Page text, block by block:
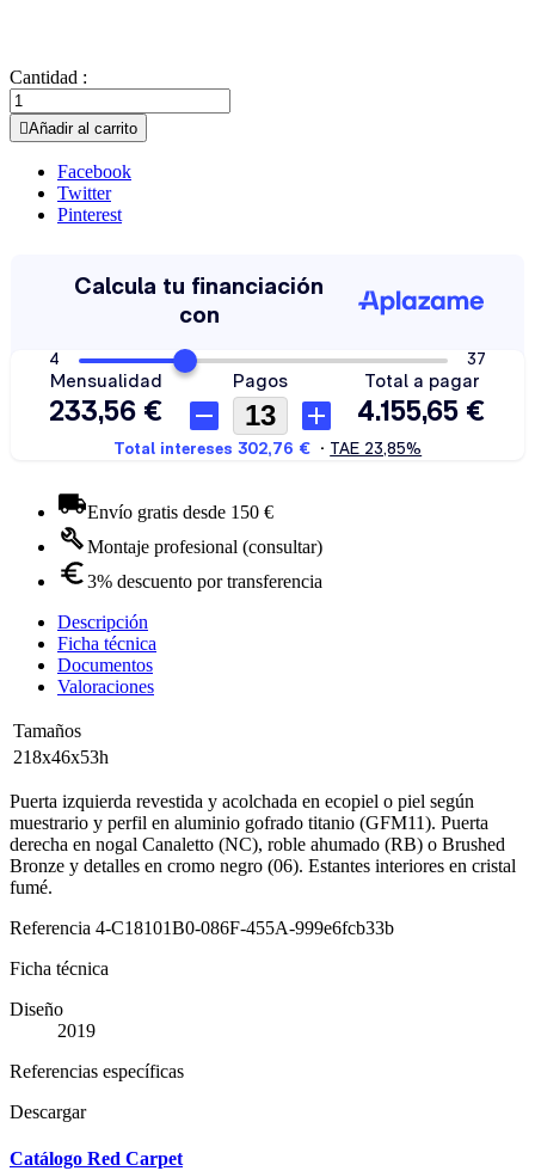
Cantidad :
Añadir al carrito
Facebook
Twitter
Pinterest
Envío gratis desde 150 €
Montaje profesional (consultar)
3% descuento por transferencia
Descripción
Ficha técnica
Documentos
Valoraciones
Tamaños
218x46x53h
Puerta izquierda revestida y acolchada en ecopiel o piel según
muestrario y perfil en aluminio gofrado titanio (GFM11). Puerta
derecha en nogal Canaletto (NC), roble ahumado (RB) o Brushed
Bronze y detalles en cromo negro (06). Estantes interiores en cristal
fumé.
Referencia 4-C18101B0-086F-455A-999e6fcb33b
Ficha técnica
Diseño
2019
Referencias específicas
Descargar
Catálogo Red Carpet